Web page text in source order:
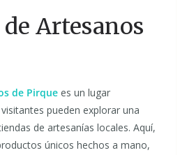
Artesanos
de Pirque es un lugar
pueden explorar una
de artesanías locales. Aquí,
únicos hechos a mano,